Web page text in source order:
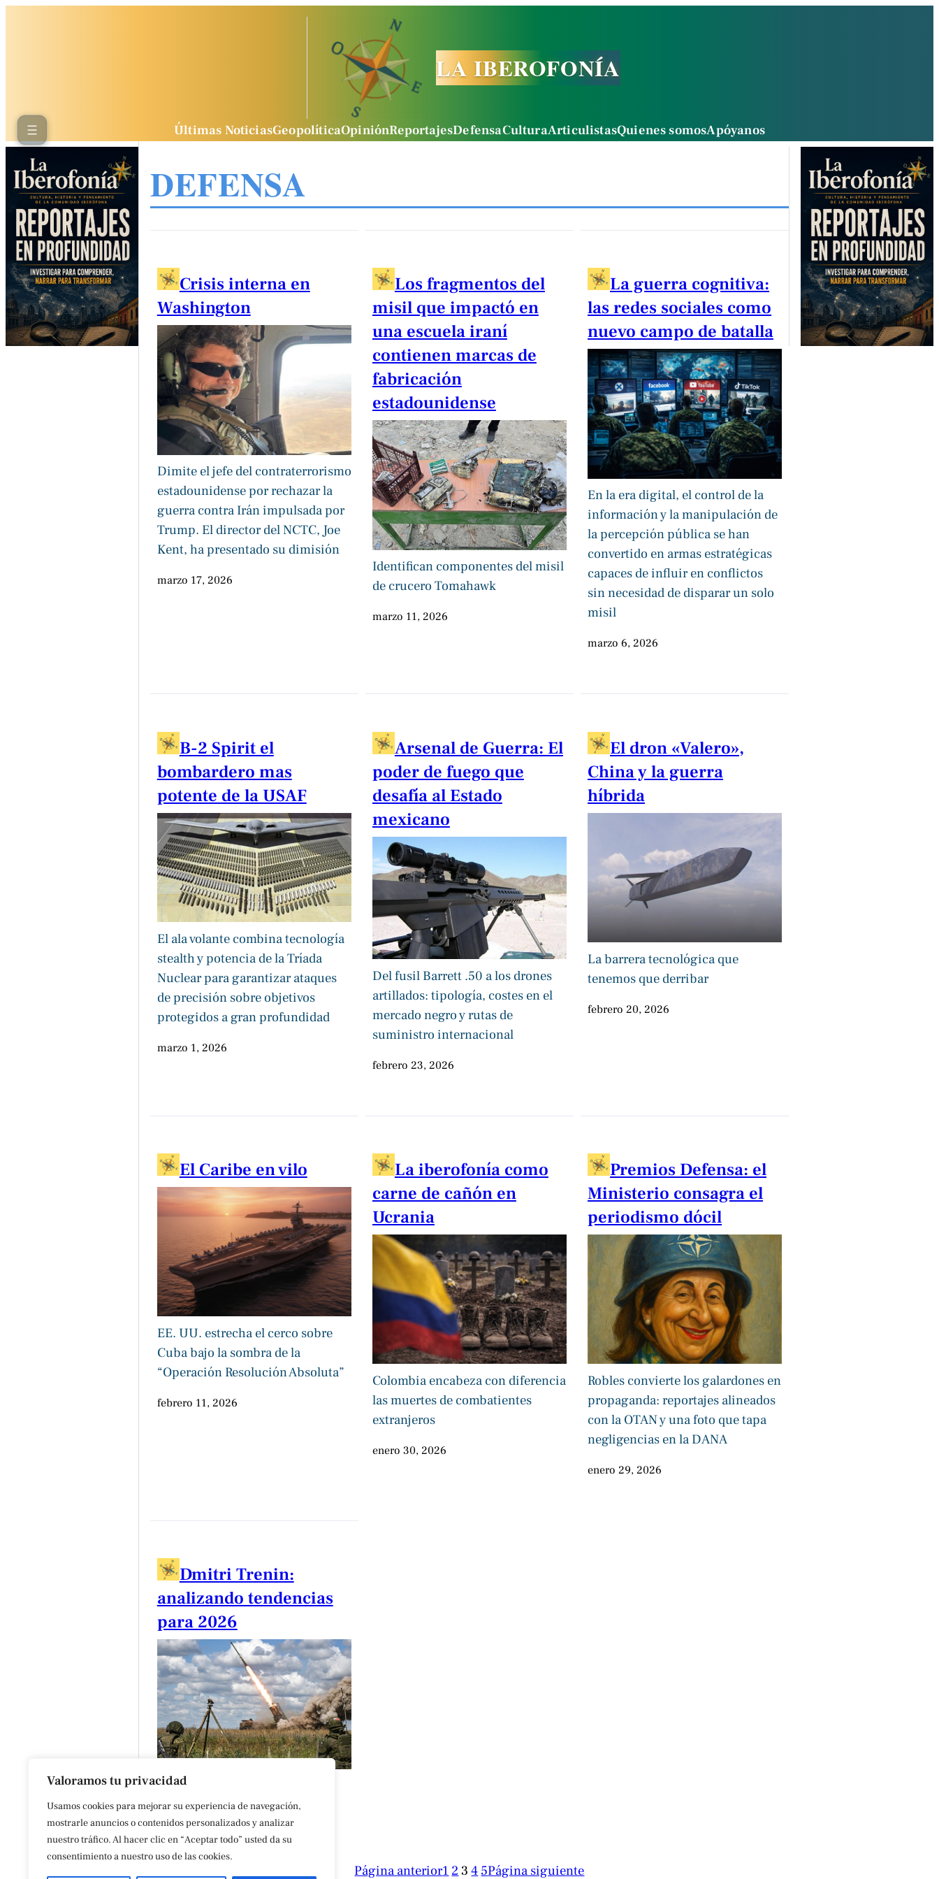
Valoramos tu privacidad
Usamos cookies para mejorar su experiencia de navegación,
mostrarle anuncios o contenidos personalizados y analizar
nuestro tráfico. Al hacer clic en “Aceptar todo” usted da su
consentimiento a nuestro uso de las cookies.
LA IBEROFONÍA
Últimas NoticiasGeopolíticaOpiniónReportajesDefensaCulturaArticulistasQuienes somosApóyanos
DEFENSA
Crisis interna en
Washington
Dimite el jefe del contraterrorismo
estadounidense por rechazar la
guerra contra Irán impulsada por
Trump. El director del NCTC, Joe
Kent, ha presentado su dimisión
marzo 17, 2026
Los fragmentos del
misil que impactó en
una escuela iraní
contienen marcas de
fabricación
estadounidense
Identifican componentes del misil
de crucero Tomahawk
marzo 11, 2026
La guerra cognitiva:
las redes sociales como
nuevo campo de batalla
En la era digital, el control de la
información y la manipulación de
la percepción pública se han
convertido en armas estratégicas
capaces de influir en conflictos
sin necesidad de disparar un solo
misil
marzo 6, 2026
B-2 Spirit el
bombardero mas
potente de la USAF
El ala volante combina tecnología
stealth y potencia de la Tríada
Nuclear para garantizar ataques
de precisión sobre objetivos
protegidos a gran profundidad
marzo 1, 2026
Arsenal de Guerra: El
poder de fuego que
desafía al Estado
mexicano
Del fusil Barrett .50 a los drones
artillados: tipología, costes en el
mercado negro y rutas de
suministro internacional
febrero 23, 2026
El dron «Valero»,
China y la guerra
híbrida
La barrera tecnológica que
tenemos que derribar
febrero 20, 2026
El Caribe en vilo
EE. UU. estrecha el cerco sobre
Cuba bajo la sombra de la
“Operación Resolución Absoluta”
febrero 11, 2026
La iberofonía como
carne de cañón en
Ucrania
Colombia encabeza con diferencia
las muertes de combatientes
extranjeros
enero 30, 2026
Premios Defensa: el
Ministerio consagra el
periodismo dócil
Robles convierte los galardones en
propaganda: reportajes alineados
con la OTAN y una foto que tapa
negligencias en la DANA
enero 29, 2026
Dmitri Trenin:
analizando tendencias
para 2026
Entre la multipolaridad y la
confrontación prolongada
enero 22, 2026
Página anterior1 2 3 4 5Página siguiente